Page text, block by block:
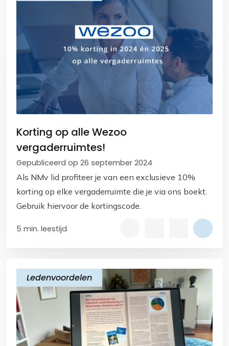
Korting op alle Wezoo
vergaderruimtes!
Gepubliceerd op 26 september 2024
Als NMv lid profiteer je van een exclusieve 10%
korting op elke vergaderruimte die je via ons boekt.
Gebruik hiervoor de kortingscode.
5 min. leestijd
Ledenvoordelen